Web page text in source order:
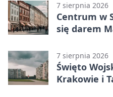
7 sierpnia 2026
Centrum w
się darem
7 sierpnia 2026
Święto
Krakowie i